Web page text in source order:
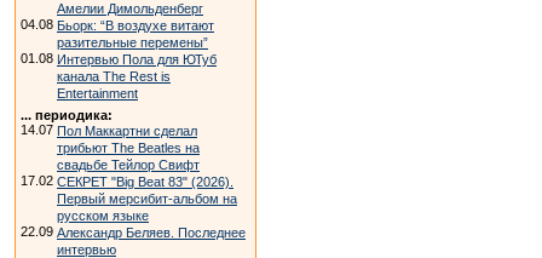
Амелии Димольденберг
04.08 Бьорк: “В воздухе витают
разительные перемены”
01.08 Интервью Пола для ЮТуб
канала The Rest is
Entertainment
... периодика:
14.07 Пол Маккартни сделал
трибьют The Beatles на
свадьбе Тейлор Свифт
17.02 СЕКРЕТ "Big Beat 83" (2026).
Первый мерсибит-альбом на
русском языке
22.09 Александр Беляев. Последнее
интервью